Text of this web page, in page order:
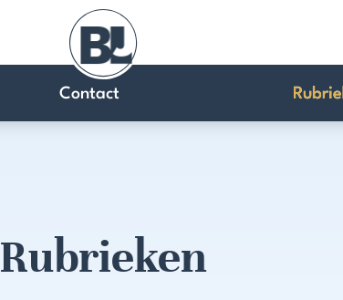
Contact
Rubrieken